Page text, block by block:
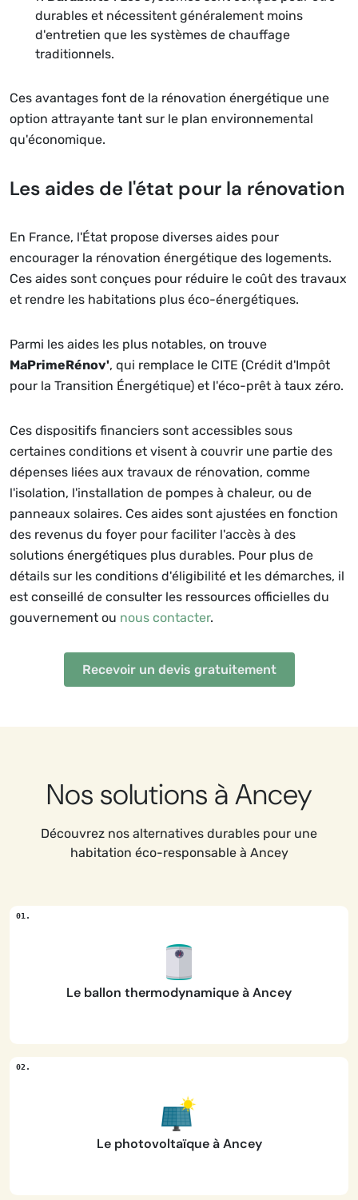
durables et nécessitent généralement moins
d'entretien que les systèmes de chauffage
traditionnels.
Ces avantages font de la rénovation énergétique une
option attrayante tant sur le plan environnemental
qu'économique.
Les aides de l'état pour la rénovation
En France, l'État propose diverses aides pour
encourager la rénovation énergétique des logements.
Ces aides sont conçues pour réduire le coût des travaux
et rendre les habitations plus éco-énergétiques.
Parmi les aides les plus notables, on trouve
MaPrimeRénov', qui remplace le CITE (Crédit d'Impôt
pour la Transition Énergétique) et l'éco-prêt à taux zéro.
Ces dispositifs financiers sont accessibles sous
certaines conditions et visent à couvrir une partie des
dépenses liées aux travaux de rénovation, comme
l'isolation, l'installation de pompes à chaleur, ou de
panneaux solaires. Ces aides sont ajustées en fonction
des revenus du foyer pour faciliter l'accès à des
solutions énergétiques plus durables. Pour plus de
détails sur les conditions d'éligibilité et les démarches, il
est conseillé de consulter les ressources officielles du
gouvernement ou nous contacter.
Recevoir un devis gratuitement
Nos solutions à Ancey
Découvrez nos alternatives durables pour une
habitation éco-responsable à Ancey
Le ballon thermodynamique à Ancey
Le photovoltaïque à Ancey